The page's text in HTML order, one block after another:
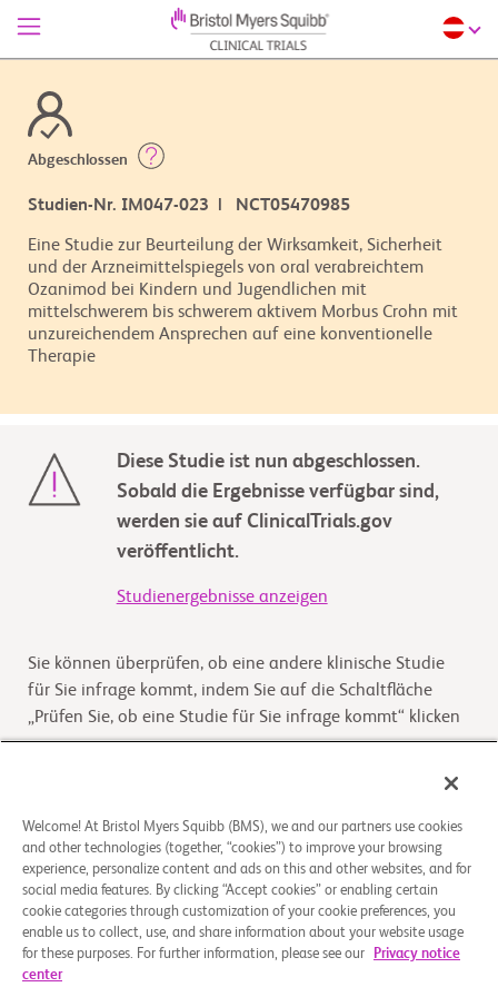
Abgeschlossen
Studien-Nr. IM047-023 | NCT05470985
Eine Studie zur Beurteilung der Wirksamkeit, Sicherheit
und der Arzneimittelspiegels von oral verabreichtem
Ozanimod bei Kindern und Jugendlichen mit
mittelschwerem bis schwerem aktivem Morbus Crohn mit
unzureichendem Ansprechen auf eine konventionelle
Therapie
Diese Studie ist nun abgeschlossen.
Sobald die Ergebnisse verfügbar sind,
werden sie auf ClinicalTrials.gov
veröffentlicht.
Studienergebnisse anzeigen
Sie können überprüfen, ob eine andere klinische Studie
für Sie infrage kommt, indem Sie auf die Schaltfläche
„Prüfen Sie, ob eine Studie für Sie infrage kommt“ klicken
Überblick
Das Ziel dieser Studie ist die Beurteilung der Wirksamkeit,
Sicherheit, Arzneimittelspiegel und der
Arzneimittelwirkung von Ozanimod bei Kindern und
Welcome! At Bristol Myers Squibb (BMS), we and our partners use cookies
and other technologies (together, “cookies”) to improve your browsing
experience, personalize content and ads on this and other websites, and for
social media features. By clicking “Accept cookies” or enabling certain
cookie categories through customization of your cookie preferences, you
enable us to collect, use, and share information about your website usage
for these purposes. For further information, please see our
Privacy notice
center